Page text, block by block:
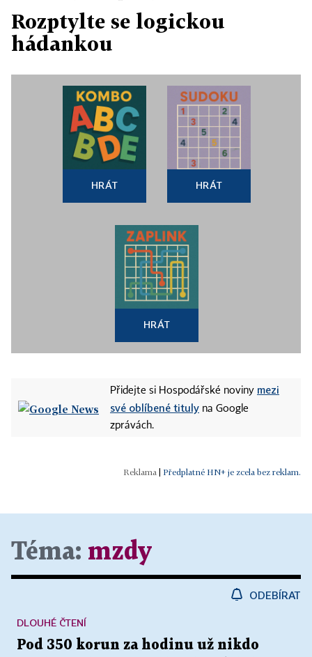
Rozptylte se logickou
hádankou
HRÁT HRÁT
HRÁT
Přidejte si Hospodářské noviny mezi
své oblíbené tituly na Google
zprávách.
Předplatné HN+ je zcela bez reklam.
Téma: mzdy
ODEBÍRAT
Pod 350 korun za hodinu už nikdo
DLOUHÉ ČTENÍ